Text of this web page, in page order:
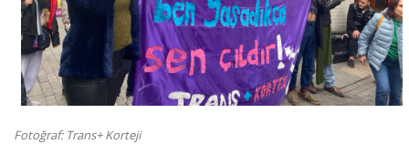
Fotoğraf: Trans+ Korteji